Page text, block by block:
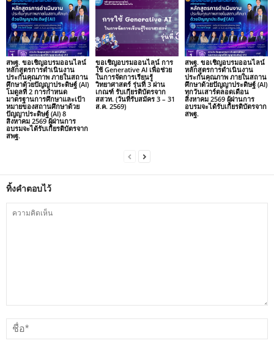
สพฐ. ขอเชิญอบรมออนไลน์
หลักสูตรการดำเนินงาน
ประกันคุณภาพ ภายในสถาน
ศึกษาด้วยปัญญาประดิษฐ์ (AI)
โมดูลที่ 2 การกำหนด
มาตรฐานการศึกษาและเป้า
หมายของสถานศึกษาด้วย
ปัญญาประดิษฐ์ (AI) 8
สิงหาคม 2569 ผู้ผ่านการ
อบรมจะได้รับเกียรติบัตรจาก
สพฐ.
ขอเชิญอบรมออนไลน์ การ
ใช้ Generative AI เพื่อช่วย
ในการจัดการเรียนรู้
วิทยาศาสตร์ รุ่นที่ 3 ผ่าน
เกณฑ์ รับเกียรติบัตรจาก
สสวท. (วันที่รับสมัคร 3 – 31
ส.ค. 2569)
สพฐ. ขอเชิญอบรมออนไลน์
หลักสูตรการดำเนินงาน
ประกันคุณภาพ ภายในสถาน
ศึกษาด้วยปัญญาประดิษฐ์ (AI)
ทุกวันเสาร์ตลอดเดือน
สิงหาคม 2569 ผู้ผ่านการ
อบรมจะได้รับเกียรติบัตรจาก
สพฐ.
ทิ้งคำตอบไว้